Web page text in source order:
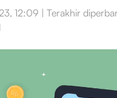
12:09 | Terakhir